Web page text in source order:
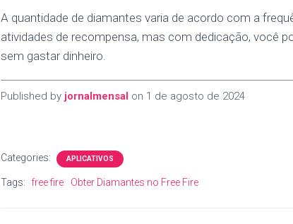
A quantidade de diamantes varia de acordo com a
atividades de recompensa, mas com dedicação, você
sem gastar dinheiro.
Published by jornalmensal on 1 de agosto de 2024
Categories: APLICATIVOS
Tags: free fire Obter Diamantes no Free Fire